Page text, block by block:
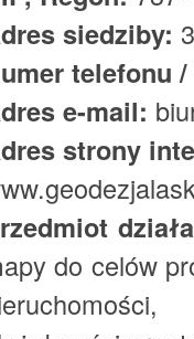
siedziby:
telefonu
e-mail:
strony
do celów